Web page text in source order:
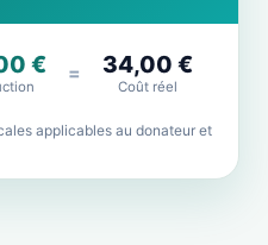
€ = 34,00 €
Coût réel
applicables au donateur et